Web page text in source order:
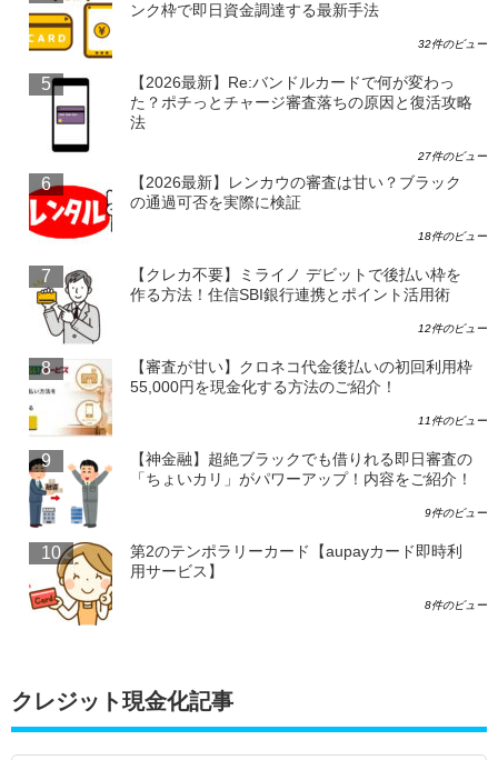
ンク枠で即日資金調達する最新手法
32件のビュー
【2026最新】Re:バンドルカードで何が変わっ
た？ポチっとチャージ審査落ちの原因と復活攻略
法
27件のビュー
【2026最新】レンカウの審査は甘い？ブラック
の通過可否を実際に検証
18件のビュー
【クレカ不要】ミライノ デビットで後払い枠を
作る方法！住信SBI銀行連携とポイント活用術
12件のビュー
【審査が甘い】クロネコ代金後払いの初回利用枠
55,000円を現金化する方法のご紹介！
11件のビュー
【神金融】超絶ブラックでも借りれる即日審査の
「ちょいカリ」がパワーアップ！内容をご紹介！
9件のビュー
第2のテンポラリーカード【aupayカード即時利
用サービス】
8件のビュー
クレジット現金化記事